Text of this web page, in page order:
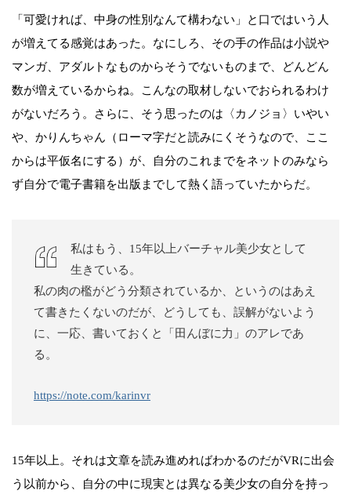
「可愛ければ、中身の性別なんて構わない」と口ではいう人
が増えてる感覚はあった。なにしろ、その手の作品は小説や
マンガ、アダルトなものからそうでないものまで、どんどん
数が増えているからね。こんなの取材しないでおられるわけ
がないだろう。さらに、そう思ったのは〈カノジョ〉いやい
や、かりんちゃん（ローマ字だと読みにくそうなので、ここ
からは平仮名にする）が、自分のこれまでをネットのみなら
ず自分で電子書籍を出版までして熱く語っていたからだ。
私はもう、15年以上バーチャル美少女として
生きている。
私の肉の檻がどう分類されているか、というのはあえ
て書きたくないのだが、どうしても、誤解がないよう
に、一応、書いておくと「田んぼに力」のアレであ
る。
https://note.com/karinvr
15年以上。それは文章を読み進めればわかるのだがVRに出会
う以前から、自分の中に現実とは異なる美少女の自分を持っ